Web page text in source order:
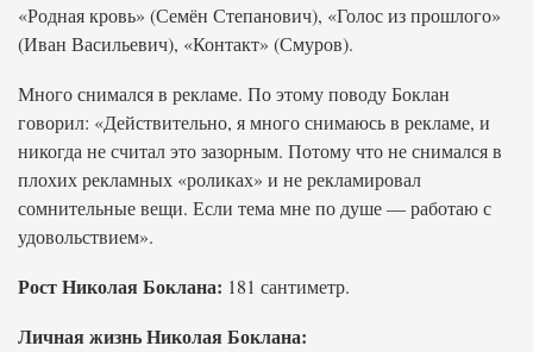
«Родная кровь» (Семён Степанович), «Голос из прошлого»
(Иван Васильевич), «Контакт» (Смуров).
Много снимался в рекламе. По этому поводу Боклан
говорил: «Действительно, я много снимаюсь в рекламе, и
никогда не считал это зазорным. Потому что не снимался в
плохих рекламных «роликах» и не рекламировал
сомнительные вещи. Если тема мне по душе — работаю с
удовольствием».
Рост Николая Боклана: 181 сантиметр.
Личная жизнь Николая Боклана: